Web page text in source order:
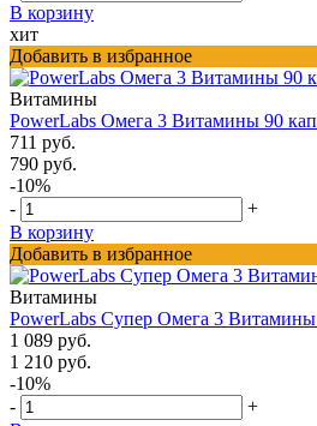
В корзину
хит
Добавить в избранное
Витамины
PowerLabs Омега 3 Витамины 90
711 руб.
790 руб.
-10%
-
+
В корзину
Добавить в избранное
Витамины
PowerLabs Супер Омега 3 Витамины
1 089 руб.
1 210 руб.
-10%
-
+